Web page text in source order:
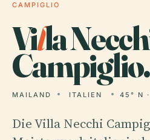
CAMPIGLIO
Villa
Campiglio.
MAILAND ITALIEN 45° N
Die Villa Necchi